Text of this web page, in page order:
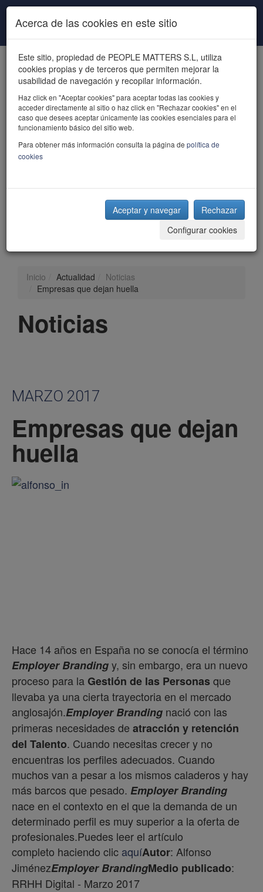
Pasar al contenido principal
powered by talent
Inicio Actualidad
Noticias
Empresas que dejan huella
Noticias
MARZO 2017
Empresas que dejan
huella
Hace 14 años en España no se conocía el término
Employer Brandingy, sin embargo, era un nuevo
proceso para la Gestión de las Personasque
llevaba ya una cierta trayectoria en el mercado
anglosajón.Employer Branding nació con las
primeras necesidades de atracción y retención
del Talento. Cuando necesitas crecer y no
encuentras los perfiles adecuados. Cuando
muchos van a pesar a los mismos caladeros y hay
más barcos que pesado. Employer Branding
nace en el contexto en el que la demanda de un
determinado perfil es muy superior a la oferta de
profesionales.Puedes leer el artículo
completo haciendo clic aquíAutor: Alfonso
JiménezEmployer BrandingMedio publicado:
RRHH Digital - Marzo 2017
Acerca de las cookies en este sitio
Este sitio, propiedad de PEOPLE MATTERS S.L, utiliza
cookies propias y de terceros que permiten mejorar la
usabilidad de navegación y recopilar información.
Haz click en "Aceptar cookies" para aceptar todas las cookies y
acceder directamente al sitio o haz click en "Rechazar cookies" en el
caso que desees aceptar únicamente las cookies esenciales para el
funcionamiento básico del sitio web.
Para obtener más información consulta la página de política de
cookies
Aceptar y navegar
Rechazar
Configurar cookies